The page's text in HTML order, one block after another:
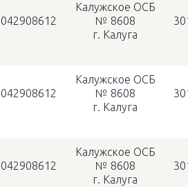
042908612
Калужское ОСБ
№ 8608
г. Калуга
042908612
Калужское ОСБ
№ 8608
г. Калуга
042908612
Калужское ОСБ
№ 8608
г. Калуга